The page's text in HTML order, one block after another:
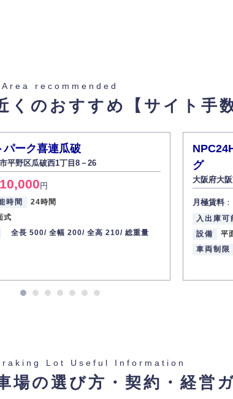
〜和
トロ
ロ
Area recommended
くのおすすめ 【サイト手
パーク喜連瓜破
平野区瓜破西1丁目8－26
10,000円
時間
24時間
式
全長 500/ 全幅 200/ 全高 210/ 総重量
グ
大阪府大
月極賃料：
入出庫可
設備
平
車両制限
Lot Useful Information
場の選び方・契約・経営